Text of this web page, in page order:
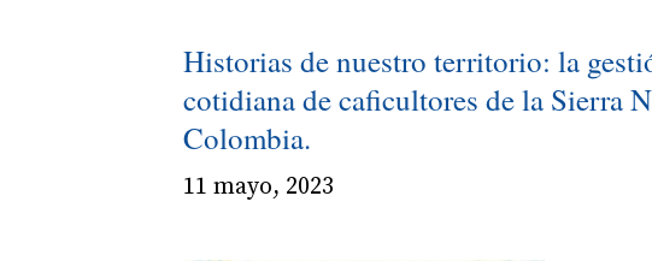
Historias de nuestro territorio: la
cotidiana de caficultores de la Sierra
Colombia.
11 mayo, 2023